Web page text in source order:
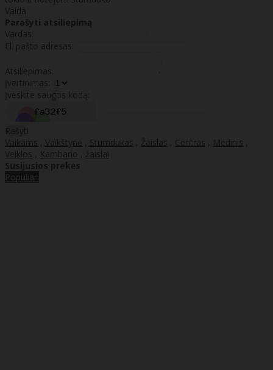
Vaida
Parašyti atsiliepimą
Vardas:
El. pašto adresas:
Atsiliepimas:
Įvertinimas:
Įveskite saugos kodą:
Rašyti
Vaikams
Vaikštynė Stumdukas Žaislas Centras Medinis
Veiklos
Kambario
žaislai
Susijusios prekės
Populiari